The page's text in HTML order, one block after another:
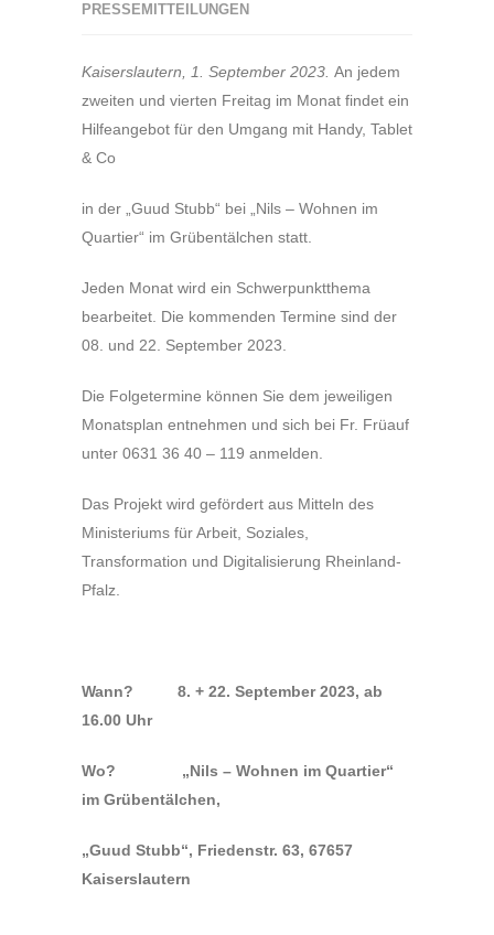
PRESSEMITTEILUNGEN
Kaiserslautern, 1. September 2023. An jedem
zweiten und vierten Freitag im Monat findet ein
Hilfeangebot für den Umgang mit Handy, Tablet
& Co
in der „Guud Stubb“ bei „Nils – Wohnen im
Quartier“ im Grübentälchen statt.
Jeden Monat wird ein Schwerpunktthema
bearbeitet. Die kommenden Termine sind der
08. und 22. September 2023.
Die Folgetermine können Sie dem jeweiligen
Monatsplan entnehmen und sich bei Fr. Früauf
unter 0631 36 40 – 119 anmelden.
Das Projekt wird gefördert aus Mitteln des
Ministeriums für Arbeit, Soziales,
Transformation und Digitalisierung Rheinland-
Pfalz.
Wann? 8. + 22. September 2023, ab
16.00 Uhr
Wo? „Nils – Wohnen im Quartier“
im Grübentälchen,
„Guud Stubb“, Friedenstr. 63, 67657
Kaiserslautern